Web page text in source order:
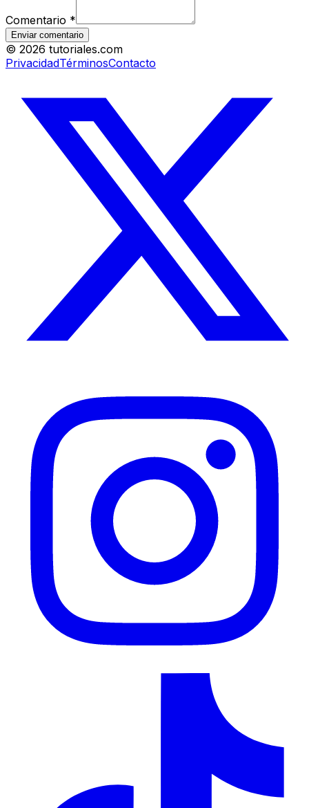
Comentario *
Enviar comentario
© 2026 tutoriales.com
PrivacidadTérminosContacto